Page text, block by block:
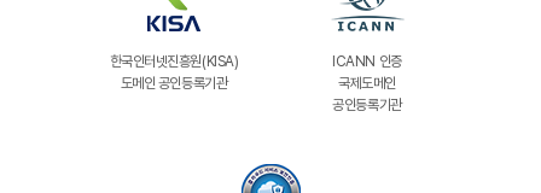
한국인터넷진흥원(KISA)
도메인 공인등록기관
ICANN 인증
국제도메인
공인등록기관